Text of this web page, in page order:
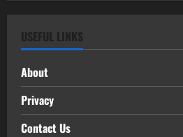
USEFUL LINKS
About
Privacy
Contact Us